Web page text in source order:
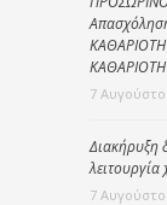
7
Διακήρυξη
7